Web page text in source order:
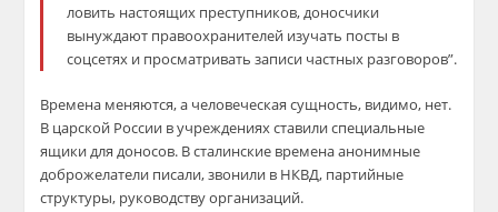
ловить настоящих преступников, доносчики
вынуждают правоохранителей изучать посты в
соцсетях и просматривать записи частных разговоров”.
Времена меняются, а человеческая сущность, видимо, нет.
В царской России в учреждениях ставили специальные
ящики для доносов. В сталинские времена анонимные
доброжелатели писали, звонили в НКВД, партийные
структуры, руководству организаций.